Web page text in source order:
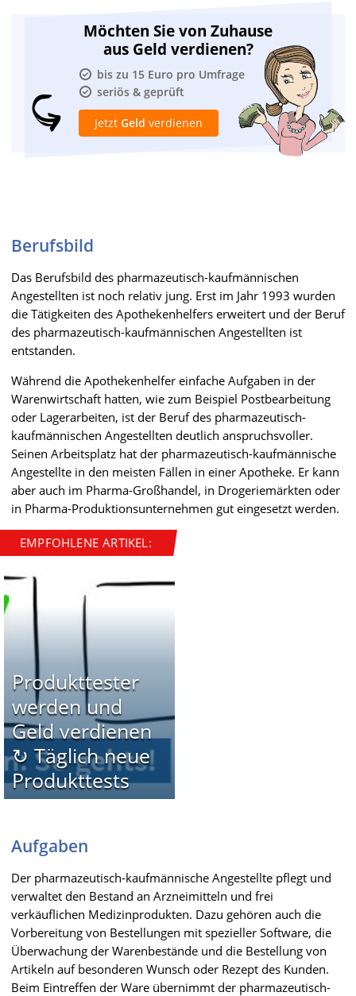
Möchten Sie von Zuhause
aus Geld verdienen?
bis zu 15 Euro pro Umfrage
seriös & geprüft
Jetzt Geld verdienen
Berufsbild
Das Berufsbild des pharmazeutisch-kaufmännischen
Angestellten ist noch relativ jung. Erst im Jahr 1993 wurden
die Tätigkeiten des Apothekenhelfers erweitert und der Beruf
des pharmazeutisch-kaufmännischen Angestellten ist
entstanden.
Während die Apothekenhelfer einfache Aufgaben in der
Warenwirtschaft hatten, wie zum Beispiel Postbearbeitung
oder Lagerarbeiten, ist der Beruf des pharmazeutisch-
kaufmännischen Angestellten deutlich anspruchsvoller.
Seinen Arbeitsplatz hat der pharmazeutisch-kaufmännische
Angestellte in den meisten Fällen in einer Apotheke. Er kann
aber auch im Pharma-Großhandel, in Drogeriemärkten oder
in Pharma-Produktionsunternehmen gut eingesetzt werden.
EMPFOHLENE ARTIKEL:
Produkttester
werden und
Geld verdienen
↻ Täglich neue
Produkttests
Aufgaben
Der pharmazeutisch-kaufmännische Angestellte pflegt und
verwaltet den Bestand an Arzneimitteln und frei
verkäuflichen Medizinprodukten. Dazu gehören auch die
Vorbereitung von Bestellungen mit spezieller Software, die
Überwachung der Warenbestände und die Bestellung von
Artikeln auf besonderen Wunsch oder Rezept des Kunden.
Beim Eintreffen der Ware übernimmt der pharmazeutisch-